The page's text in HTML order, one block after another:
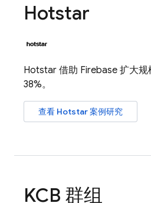
Hotstar
Hotstar 借助 Firebase 扩大规
38%。
查看 Hotstar 案例研究
KCB 群组